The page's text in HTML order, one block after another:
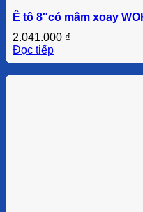
Ê tô 8″có mâm xoay
2.041.000 ₫
Đọc tiếp